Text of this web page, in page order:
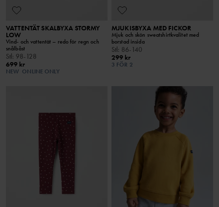
VATTENTÄT SKALBYXA STORMY
LOW
Vind- och vattentät – redo för regn och
snålbåst
Stl: 98-128
699 kr
NEW ONLINE ONLY
MJUKISBYXA MED FICKOR
Mjuk och skön sweatshirtkvalitet med
borstad insida
Stl: 86-140
299 kr
3 FÖR 2